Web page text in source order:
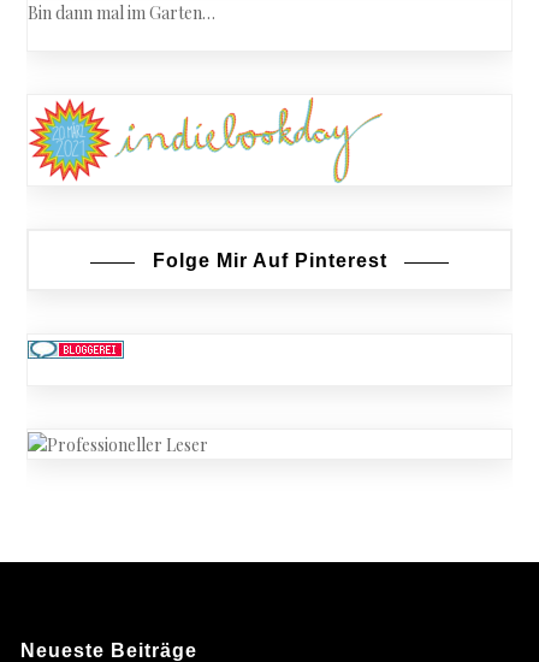
Bin dann mal im Garten…
Folge Mir Auf Pinterest
Neueste Beiträge